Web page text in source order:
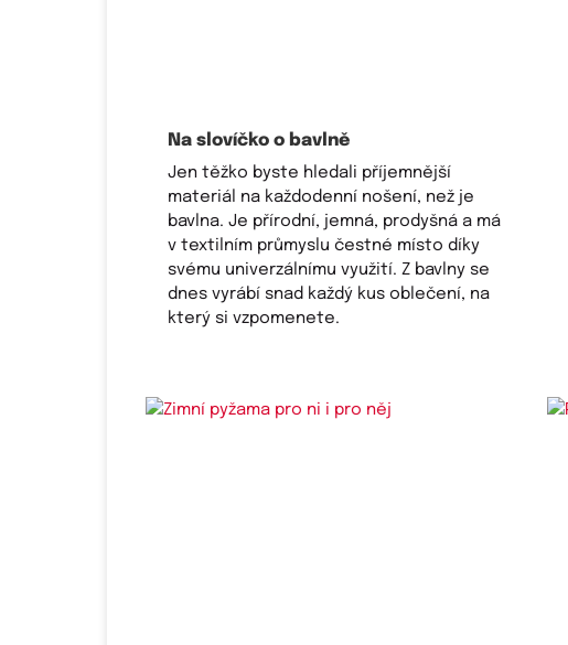
Na slovíčko o bavlně
Jen těžko byste hledali příjemnější
materiál na každodenní nošení, než je
bavlna. Je přírodní, jemná, prodyšná a má
v textilním průmyslu čestné místo díky
svému univerzálnímu využití. Z bavlny se
dnes vyrábí snad každý kus oblečení, na
který si vzpomenete.